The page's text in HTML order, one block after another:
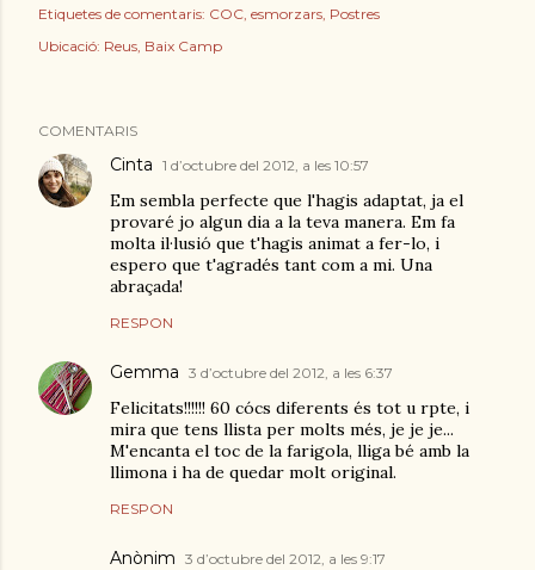
Etiquetes de comentaris: COC esmorzars Postres
Ubicació: Reus, Baix Camp
COMENTARIS
Cinta 1 d’octubre del 2012, a les 10:57
Em sembla perfecte que l'hagis adaptat, ja el
provaré jo algun dia a la teva manera. Em fa
molta il·lusió que t'hagis animat a fer-lo, i
espero que t'agradés tant com a mi. Una
abraçada!
RESPON
Gemma 3 d’octubre del 2012, a les 6:37
Felicitats!!!!!! 60 cócs diferents és tot u rpte, i
mira que tens llista per molts més, je je je...
M'encanta el toc de la farigola, lliga bé amb la
llimona i ha de quedar molt original.
RESPON
Anònim 3 d’octubre del 2012, a les 9:17